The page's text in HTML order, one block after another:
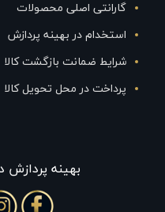
گارانتی اصلی محصولات
استخدام در بهینه پردازش
شرایط ضمانت بازگشت کالا
پرداخت در محل تحویل کالا
بهينه